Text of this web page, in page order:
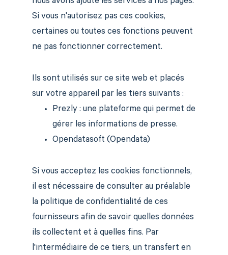
Si vous n'autorisez pas ces cookies,
certaines ou toutes ces fonctions peuvent
ne pas fonctionner correctement.
Ils sont utilisés sur ce site web et placés
sur votre appareil par les tiers suivants :
Prezly : une plateforme qui permet de
gérer les informations de presse.
Opendatasoft (Opendata)
Si vous acceptez les cookies fonctionnels,
il est nécessaire de consulter au préalable
la politique de confidentialité de ces
fournisseurs afin de savoir quelles données
ils collectent et à quelles fins. Par
l'intermédiaire de ce tiers, un transfert en